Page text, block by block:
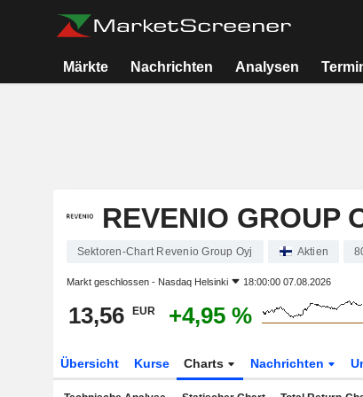
Märkte Nachrichten Analysen
REVENIO GROUP
Sektoren-Chart Revenio Group Oyj Aktien
Markt geschlossen - Nasdaq Helsinki 18:00:00 07.08.2026
13,56 EUR +4,95 %
Übersicht Kurse Charts Nachrichten